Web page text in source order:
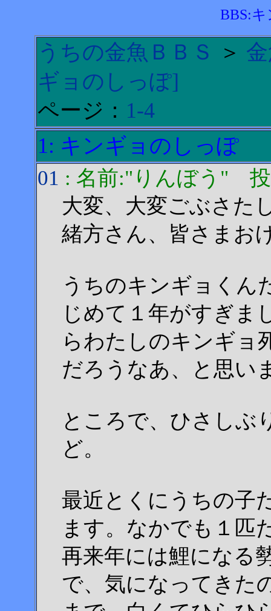
BBS:
うちの金魚ＢＢＳ ＞
ギョのしっぽ]
ページ： 1-4
1: キンギョのしっぽ
01 : 名前:"りんぼう" 投
大変、大変ごぶさた
緒方さん、皆さまお
うちのキンギョくん
じめて１年がすぎま
らわたしのキンギョ
だろうなあ、と思い
ところで、ひさしぶ
ど。
最近とくにうちの子
ます。なかでも１匹
再来年には鯉になる
で、気になってきた